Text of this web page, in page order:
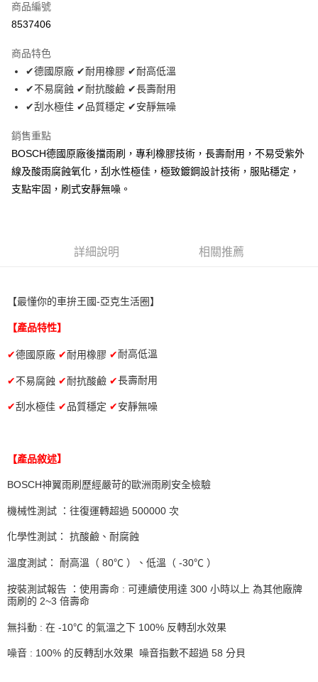
超商取貨付款
Apple Pay
街口支付
全盈+PAY
AFTEE先享後付
相關說明
１．簡單：不需註冊會員、不需綁卡、不需儲值。
２．便利：只要手機號碼，簡訊認證，即可結帳。
【「AFTEE先享後付」結帳流程】
１．於結帳方式選擇「AFTEE先享後付」後，將跳轉至「AFTEE先享後付」
結帳頁面，進行簡訊認證並確認金額後，即可完成結帳。
２．訂單成立數日內，您將收到繳費通知簡訊。
３．收到繳費通知簡訊後14天內，點擊此簡訊中的連結，可透過四大超商／
ATM／網路銀行／等多元方式進行付款，方視為交易完成。
購買商品的店家。未經商家同意取消之訂單仍視為有效，需透過AFTEE先享
※ 交易是否成功請以「AFTEE先享後付 」之結帳頁面顯示為準，若有關於
【注意事項】
易，需依本服務之必要範圍內提供個人資料，並將交易相關給付款項請求債
２．關於個人資料處理事宜，請瀏覽以下網址：
３．未成年的使用者請事先徵得法定代理人或監護人之同意方可使用
任。
時審查核予不同之上限額度；若仍有額度不足之情形，本公司將視審查結果
請求用戶進行身份認證。
恩沛科技股份有限公司將有權停止該用戶之使用額度並採取法律行動。
每筆NT$70，滿NT$490(含以上)免運費
付款後全家取貨 (運費70$)
每筆NT$70，滿NT$490(含以上)免運費
付款後萊爾富取貨 (運費70$)
7-11取貨付款 (運費70$)
每筆NT$70，滿NT$490(含以上)免運費
商品編號
8537406
商品特色
✔德國原廠 ✔耐用橡膠 ✔耐高低溫
✔不易腐蝕 ✔耐抗酸鹼 ✔長壽耐用
✔刮水極佳 ✔品質穩定 ✔安靜無噪
銷售重點
BOSCH德國原廠後擋雨刷，專利橡膠技術，長壽耐用，不易受紫外
線及酸雨腐蝕氧化，刮水性極佳，極致鍍鋼設計技術，服貼穩定，
支點牢固，刷式安靜無噪。
詳細說明 相關推薦
【最懂你的車拚王國-亞克生活圈】
【產品特性】
✔德國原廠 ✔耐用橡膠 ✔耐高低溫
✔不易腐蝕 ✔耐抗酸鹼 ✔長壽耐用
✔刮水極佳 ✔品質穩定 ✔安靜無噪
【產品敘述】
BOSCH神翼雨刷歷經嚴苛的歐洲雨刷安全檢驗
機械性測試 ：往復運轉超過 500000 次
化學性測試： 抗酸鹼、耐腐蝕
溫度測試： 耐高溫（ 80℃ ）、低溫（ -30℃ ）
按裝測試報告 ：使用壽命 : 可連續使用達 300 小時以上 為其他廠牌
雨刷的 2~3 倍壽命
無抖動 : 在 -10℃ 的氣溫之下 100% 反轉刮水效果
噪音 : 100% 的反轉刮水效果 噪音指數不超過 58 分貝